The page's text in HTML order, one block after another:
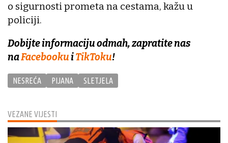
VEZANE VIJESTI
o sigurnosti prometa na cestama, kažu u
policiji.
Dobijte informaciju odmah, zapratite nas
naFacebookuiTikToku!
NESREĆA PIJANA SLETJELA